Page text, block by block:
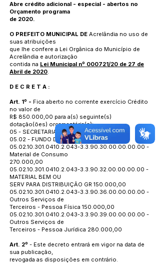
Abre crédito adicional - especial - abertos no
Orçamento programa
de 2020.
O PREFEITO MUNICIPAL DE Acrelândia no uso de
suas atribuições
que lhe confere a Lei Orgânica do Município de
Acrelândia e autorização
contida na Lei Municipal nº 000721/20 de 27 de
Abril de 2020.
D E C R E T A :
Art. 1º - Fica aberto no corrente exercício Crédito
no valor de
R$ 850.000,00 para a(s) seguinte(s)
dotação(ões) orçamentária(s):
05 - SECRETARIA MUNICIPAL DE SAUDE
05.02 - FUNDO DE SAUDE
05.02.10.301.0410.2.043-3.3.90.30.00.00.00.00 -
Material de Consumo
270.000,00
05.02.10.301.0410.2.043-3.3.90.32.00.00.00.00 -
MATERIAL BEM OU
SERV PARA DISTRIBUIÇÃO GR 150.000,00
05.02.10.301.0410.2.043-3.3.90.36.00.00.00.00 -
Outros Serviços de
Terceiros - Pessoa Física 150.000,00
05.02.10.301.0410.2.043-3.3.90.39.00.00.00.00 -
Outros Serviços de
Terceiros - Pessoa Jurídica 280.000,00
Art. 2º - Este decreto entrará em vigor na data de
sua publicação,
revogada as disposições em contrário.